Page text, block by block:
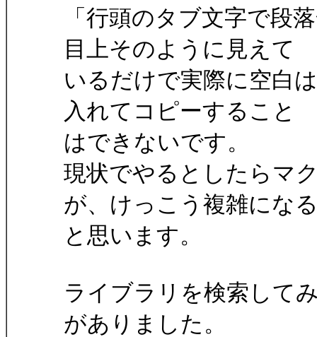
「行頭のタブ文字で段
目上そのように見えて
いるだけで実際に空白
入れてコピーすること
はできないです。
現状でやるとしたらマ
が、けっこう複雑にな
と思います。
ライブラリを検索して
がありました。